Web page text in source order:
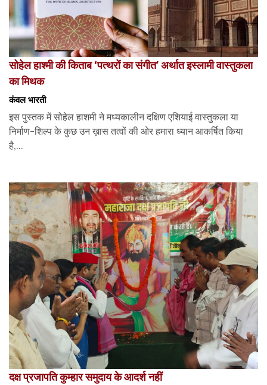
सोहेल हाश्मी की किताब ‘पत्थरों का संगीत’ अर्थात इस्लामी वास्तुकला
का मिथक
कंवल भारती
इस पुस्तक में सोहेल हाशमी ने मध्यकालीन दक्षिण एशियाई वास्तुकला या
निर्माण-शिल्प के कुछ उन ख़ास तत्वों की ओर हमारा ध्यान आकर्षित किया
है,...
दक्ष प्रजापति कुम्हार समुदाय के आदर्श नहीं